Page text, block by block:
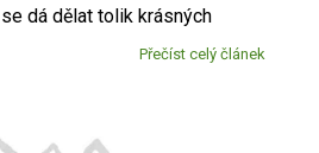
dá dělat tolik krásných
Přečíst celý článek